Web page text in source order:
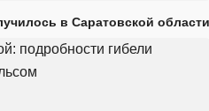
в Саратовской области